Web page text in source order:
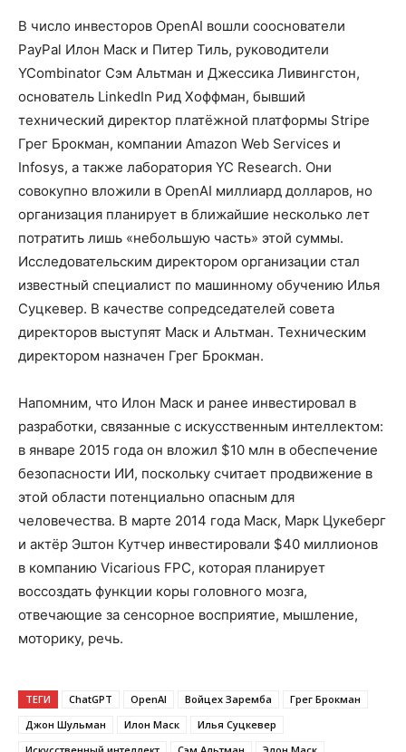
В число инвесторов OpenAI вошли сооснователи
PayPal Илон Маск и Питер Тиль, руководители
YCombinator Сэм Альтман и Джессика Ливингстон,
основатель LinkedIn Рид Хоффман, бывший
технический директор платёжной платформы Stripe
Грег Брокман, компании Amazon Web Services и
Infosys, а также лаборатория YC Research. Они
совокупно вложили в OpenAI миллиард долларов, но
организация планирует в ближайшие несколько лет
потратить лишь «небольшую часть» этой суммы.
Исследовательским директором организации стал
известный специалист по машинному обучению Илья
Суцкевер. В качестве сопредседателей совета
директоров выступят Маск и Альтман. Техническим
директором назначен Грег Брокман.
Напомним, что Илон Маск и ранее инвестировал в
разработки, связанные с искусственным интеллектом:
в январе 2015 года он вложил $10 млн в обеспечение
безопасности ИИ, поскольку считает продвижение в
этой области потенциально опасным для
человечества. В марте 2014 года Маск, Марк Цукеберг
и актёр Эштон Кутчер инвестировали $40 миллионов
в компанию Vicarious FPC, которая планирует
воссоздать функции коры головного мозга,
отвечающие за сенсорное восприятие, мышление,
моторику, речь.
ТЕГИ ChatGPT OpenAI Войцех Заремба
Грег Брокман
Джон Шульман
Илон Маск
Илья Суцкевер